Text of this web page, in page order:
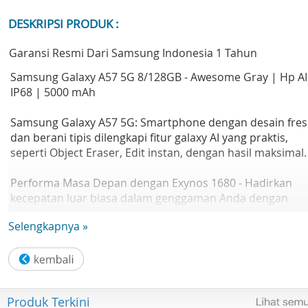
DESKRIPSI PRODUK :
Garansi Resmi Dari Samsung Indonesia 1 Tahun
Samsung Galaxy A57 5G 8/128GB - Awesome Gray | Hp
IP68 | 5000 mAh
Samsung Galaxy A57 5G: Smartphone dengan desain
dan berani tipis dilengkapi fitur galaxy AI yang praktis,
seperti Object Eraser, Edit instan, dengan hasil maksimal.
Performa Masa Depan dengan Exynos 1680 - Hadirkan
kecepatan luar biasa dalam genggaman Anda dengan
dan penyimpanan internal hingga 256GB, Galaxy A57 5G
multitasking tanpa hambatan, memberikan performa
efisien untuk gaya hidup digital Anda.
Desain Ultra Slim dengan Layar Super AMOLED 1,900
Selengkapnya »
Produk Terkini